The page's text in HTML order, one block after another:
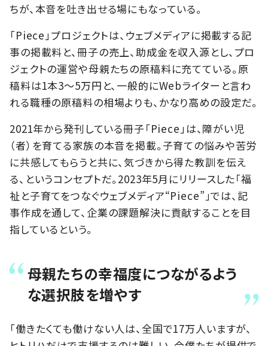
ちが、本音を吐き出せる場にもなっている。
「Piece」プロジェクトは、ウェブメディアに掲載する記
事の掲載料と、冊子の売上、助成金を収入源とし、プロ
ジェクトの運営や母親たちの原稿料に充てている。原
稿料は1本3～5万円と、一般的にWebライターと言わ
れる職種の原稿料の相場よりも、かなり高めの設定だ。
2021年から発刊している冊子「Piece」は、障がい児
（者）を育てる家族の本音を掲載。子育ての悩みや苦労
に共感してもらうと共に、気づきから得た教訓を伝え
る、というコンセプトだ。2023年5月にリリースした「福
祉と子育てをつなぐウェブメディア“Piece”」では、記
事作成を通して、企業の課題解決に貢献することを目
指しているという。
母親たちの幸福度につながるよう
な選択肢を増やす
「働きたくても働けない人は、全国で17万人いますが、